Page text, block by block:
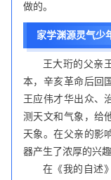
做的。
家学渊源灵气少
王大珩的父亲
本，辛亥革命后回
王应伟才华出众、
测天文和气象，给
天象。在父亲的影
器产生了浓厚的兴趣
在《我的自述